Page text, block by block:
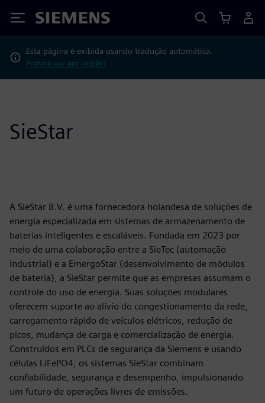
Siemens
Esta página é exibida usando tradução automática.
Prefere ver em inglês?
SieStar
A SieStar B.V. é uma fornecedora holandesa de soluções de
energia especializada em sistemas de armazenamento de
baterias inteligentes e escaláveis. Fundada em 2023 por
meio de uma colaboração entre a SieTec (automação
industrial) e a EmergoStar (desenvolvimento de módulos
de bateria), a SieStar permite que as empresas assumam o
controle do uso de energia. Suas soluções modulares
oferecem suporte ao alívio do congestionamento da rede,
carregamento rápido de veículos elétricos, redução de
picos, mudança de carga e comercialização de energia.
Construídos em PLCs de segurança da Siemens e usando
células LiFePO4, os sistemas SieStar combinam
confiabilidade, segurança e desempenho, impulsionando
um futuro de operações livres de emissões.